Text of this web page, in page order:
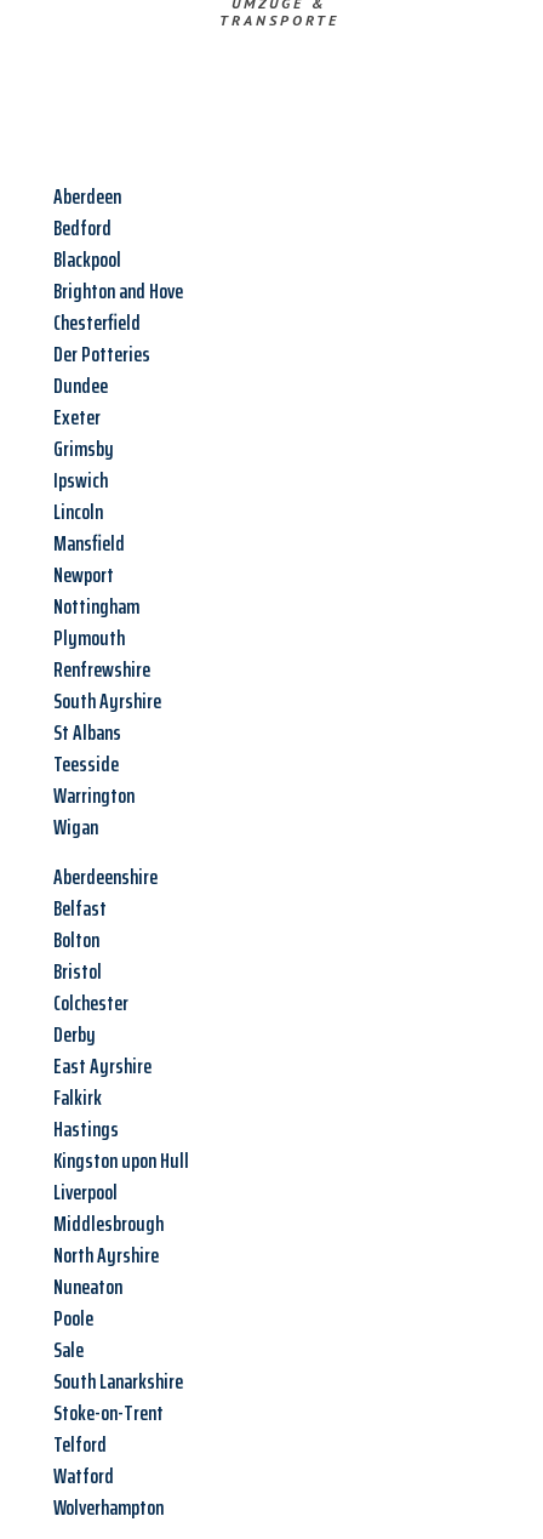
TRANSPORTE
Aberdeen
Bedford
Blackpool
Brighton and Hove
Chesterfield
Der Potteries
Dundee
Exeter
Grimsby
Ipswich
Lincoln
Mansfield
Newport
Nottingham
Plymouth
Renfrewshire
South Ayrshire
St Albans
Teesside
Warrington
Wigan
Aberdeenshire
Belfast
Bolton
Bristol
Colchester
Derby
East Ayrshire
Falkirk
Hastings
Kingston upon Hull
Liverpool
Middlesbrough
North Ayrshire
Nuneaton
Poole
Sale
South Lanarkshire
Stoke-on-Trent
Telford
Watford
Wolverhampton